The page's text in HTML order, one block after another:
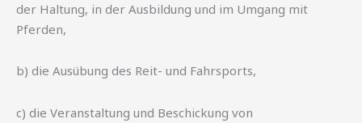
der Haltung, in der Ausbildung und im Umgang mit
Pferden,
b) die Ausübung des Reit- und Fahrsports,
c) die Veranstaltung und Beschickung von